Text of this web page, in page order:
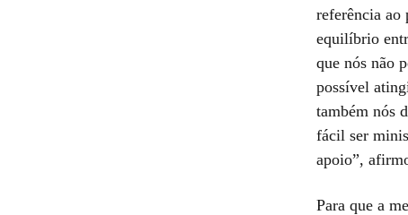
referência ao
equilíbrio
que nós não
possível
também nós
fácil ser
apoio”,
Para que a